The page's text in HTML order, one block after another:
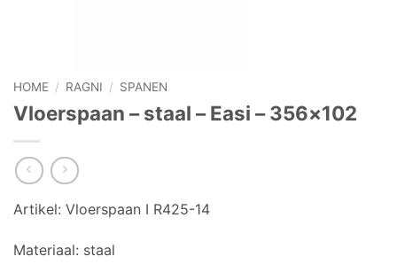
HOME / RAGNI / SPANEN
Vloerspaan – staal – Easi – 356×102
Artikel: Vloerspaan I R425-14
Materiaal: staal